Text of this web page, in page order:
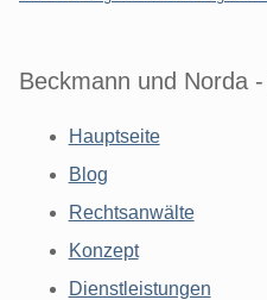
Beckmann und Norda
Hauptseite
Blog
Rechtsanwälte
Konzept
Dienstleistungen